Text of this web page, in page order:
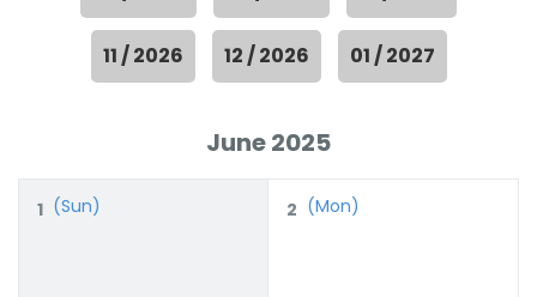
11 / 2026 12 / 2026 01 / 2027
June 2025
1 (Sun) 2 (Mon)